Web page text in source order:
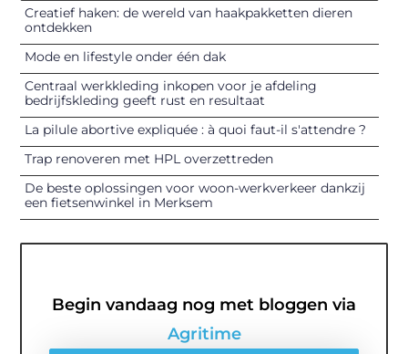
Creatief haken: de wereld van haakpakketten dieren
ontdekken
Mode en lifestyle onder één dak
Centraal werkkleding inkopen voor je afdeling
bedrijfskleding geeft rust en resultaat
La pilule abortive expliquée : à quoi faut-il s'attendre ?
Trap renoveren met HPL overzettreden
De beste oplossingen voor woon-werkverkeer dankzij
een fietsenwinkel in Merksem
Begin vandaag nog met bloggen via
Agritime